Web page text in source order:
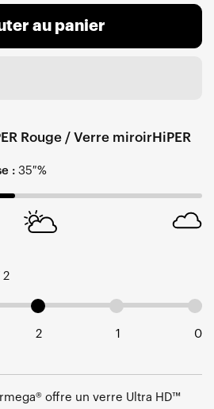
au panier
Rouge / Verre miroirHiPER
: 35 %
2
2 1 0
offre un verre Ultra HD™